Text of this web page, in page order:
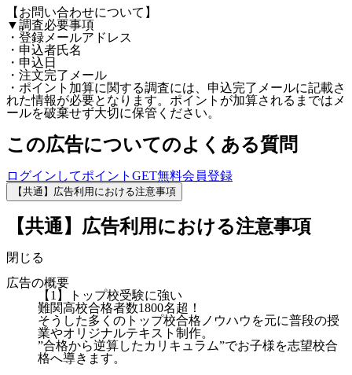
【お問い合わせについて】
▼調査必要事項
・登録メールアドレス
・申込者氏名
・申込日
・注文完了メール
・ポイント加算に関する調査には、申込完了メールに記載さ
れた情報が必要となります。ポイントが加算されるまではメ
ールを破棄せず大切に保管ください。
この広告についてのよくある質問
ログインしてポイントGET無料会員登録
【共通】広告利用における注意事項
【共通】広告利用における注意事項
閉じる
広告の概要
【1】トップ校受験に強い
難関高校合格者数1800名超！
そうした多くのトップ校合格ノウハウを元に普段の授
業やオリジナルテキスト制作。
”合格から逆算したカリキュラム”でお子様を志望校合
格へ導きます。